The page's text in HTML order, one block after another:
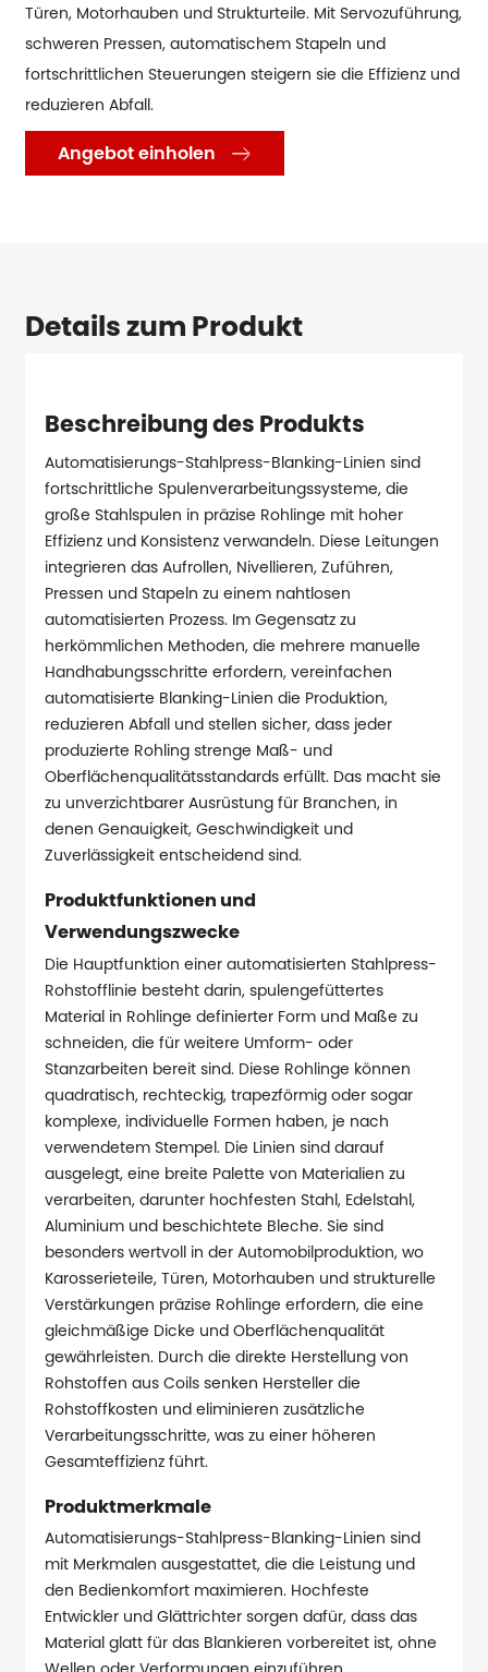
Türen, Motorhauben und Strukturteile. Mit Servozuführung,
schweren Pressen, automatischem Stapeln und
fortschrittlichen Steuerungen steigern sie die Effizienz und
reduzieren Abfall.
Angebot einholen 
Details zum Produkt
Beschreibung des Produkts
Automatisierungs-Stahlpress-Blanking-Linien sind
fortschrittliche Spulenverarbeitungssysteme, die
große Stahlspulen in präzise Rohlinge mit hoher
Effizienz und Konsistenz verwandeln. Diese Leitungen
integrieren das Aufrollen, Nivellieren, Zuführen,
Pressen und Stapeln zu einem nahtlosen
automatisierten Prozess. Im Gegensatz zu
herkömmlichen Methoden, die mehrere manuelle
Handhabungsschritte erfordern, vereinfachen
automatisierte Blanking-Linien die Produktion,
reduzieren Abfall und stellen sicher, dass jeder
produzierte Rohling strenge Maß- und
Oberflächenqualitätsstandards erfüllt. Das macht sie
zu unverzichtbarer Ausrüstung für Branchen, in
denen Genauigkeit, Geschwindigkeit und
Zuverlässigkeit entscheidend sind.
Produktfunktionen und
Verwendungszwecke
Die Hauptfunktion einer automatisierten Stahlpress-
Rohstofflinie besteht darin, spulengefüttertes
Material in Rohlinge definierter Form und Maße zu
schneiden, die für weitere Umform- oder
Stanzarbeiten bereit sind. Diese Rohlinge können
quadratisch, rechteckig, trapezförmig oder sogar
komplexe, individuelle Formen haben, je nach
verwendetem Stempel. Die Linien sind darauf
ausgelegt, eine breite Palette von Materialien zu
verarbeiten, darunter hochfesten Stahl, Edelstahl,
Aluminium und beschichtete Bleche. Sie sind
besonders wertvoll in der Automobilproduktion, wo
Karosserieteile, Türen, Motorhauben und strukturelle
Verstärkungen präzise Rohlinge erfordern, die eine
gleichmäßige Dicke und Oberflächenqualität
gewährleisten. Durch die direkte Herstellung von
Rohstoffen aus Coils senken Hersteller die
Rohstoffkosten und eliminieren zusätzliche
Verarbeitungsschritte, was zu einer höheren
Gesamteffizienz führt.
Produktmerkmale
Automatisierungs-Stahlpress-Blanking-Linien sind
mit Merkmalen ausgestattet, die die Leistung und
den Bedienkomfort maximieren. Hochfeste
Entwickler und Glättrichter sorgen dafür, dass das
Material glatt für das Blankieren vorbereitet ist, ohne